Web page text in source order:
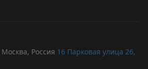
Москва, Россия 16 Парковая улица 26,